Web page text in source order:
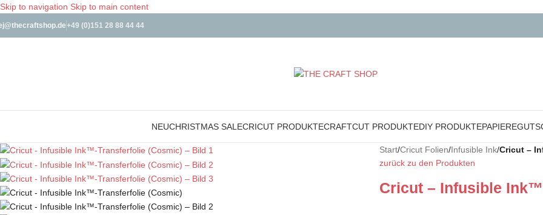
Skip to navigation Skip to main content
+49 (0)151 28 88 44 44
NEUCHRISTMAS SALECRICUT PRODUKTECRAFTCUT PRODUKTEDIY PRODUKTEPAPIERE
Start/Cricut Folien/Infusible Ink/Cricut –
zurück zu den Produkten
Cricut – Infusible